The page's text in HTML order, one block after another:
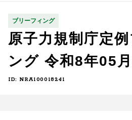
ブリーフィング
原子力規制庁定
ング 令和8年05
ID: NRA100018241